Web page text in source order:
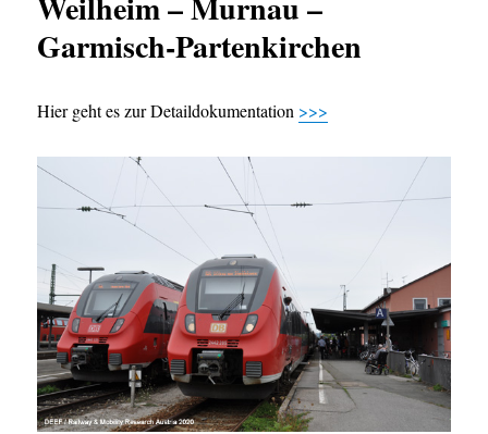
Garmisch-Partenkirchen
Hier geht es zur Detaildokumentation >>>